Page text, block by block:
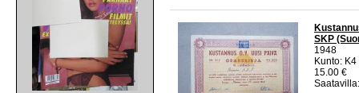
SKP
1948
Kunto:
15.00 €